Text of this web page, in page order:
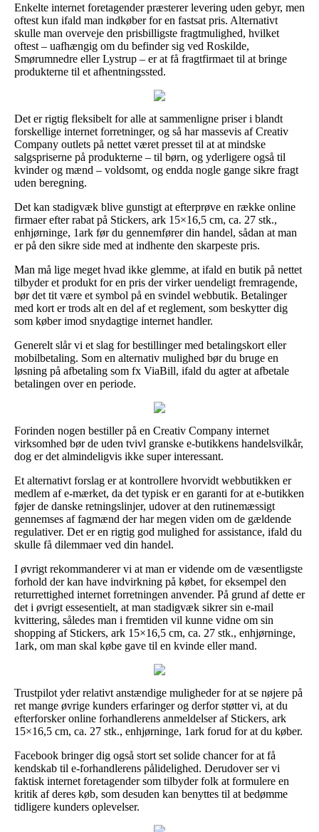
Enkelte internet foretagender præsterer levering uden gebyr, men
oftest kun ifald man indkøber for en fastsat pris. Alternativt
skulle man overveje den prisbilligste fragtmulighed, hvilket
oftest – uafhængig om du befinder sig ved Roskilde,
Smørumnedre eller Lystrup – er at få fragtfirmaet til at bringe
produkterne til et afhentningssted.
Det er rigtig fleksibelt for alle at sammenligne priser i blandt
forskellige internet forretninger, og så har massevis af Creativ
Company outlets på nettet været presset til at at mindske
salgspriserne på produkterne – til børn, og yderligere også til
kvinder og mænd – voldsomt, og endda nogle gange sikre fragt
uden beregning.
Det kan stadigvæk blive gunstigt at efterprøve en række online
firmaer efter rabat på Stickers, ark 15×16,5 cm, ca. 27 stk.,
enhjørninge, 1ark før du gennemfører din handel, sådan at man
er på den sikre side med at indhente den skarpeste pris.
Man må lige meget hvad ikke glemme, at ifald en butik på nettet
tilbyder et produkt for en pris der virker uendeligt fremragende,
bør det tit være et symbol på en svindel webbutik. Betalinger
med kort er trods alt en del af et reglement, som beskytter dig
som køber imod snydagtige internet handler.
Generelt slår vi et slag for bestillinger med betalingskort eller
mobilbetaling. Som en alternativ mulighed bør du bruge en
løsning på afbetaling som fx ViaBill, ifald du agter at afbetale
betalingen over en periode.
Forinden nogen bestiller på en Creativ Company internet
virksomhed bør de uden tvivl granske e-butikkens handelsvilkår,
dog er det almindeligvis ikke super interessant.
Et alternativt forslag er at kontrollere hvorvidt webbutikken er
medlem af e-mærket, da det typisk er en garanti for at e-butikken
føjer de danske retningslinjer, udover at den rutinemæssigt
gennemses af fagmænd der har megen viden om de gældende
regulativer. Det er en rigtig god mulighed for assistance, ifald du
skulle få dilemmaer ved din handel.
I øvrigt rekommanderer vi at man er vidende om de væsentligste
forhold der kan have indvirkning på købet, for eksempel den
returrettighed internet forretningen anvender. På grund af dette er
det i øvrigt essesentielt, at man stadigvæk sikrer sin e-mail
kvittering, således man i fremtiden vil kunne vidne om sin
shopping af Stickers, ark 15×16,5 cm, ca. 27 stk., enhjørninge,
1ark, om man skal købe gave til en kvinde eller mand.
Trustpilot yder relativt anstændige muligheder for at se nøjere på
ret mange øvrige kunders erfaringer og derfor støtter vi, at du
efterforsker online forhandlerens anmeldelser af Stickers, ark
15×16,5 cm, ca. 27 stk., enhjørninge, 1ark forud for at du køber.
Facebook bringer dig også stort set solide chancer for at få
kendskab til e-forhandlerens pålidelighed. Derudover ser vi
faktisk internet foretagender som tilbyder folk at formulere en
kritik af deres køb, som desuden kan benyttes til at bedømme
tidligere kunders oplevelser.